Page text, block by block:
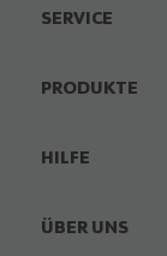
SERVICE
PRODUKTE
HILFE
ÜBER UNS